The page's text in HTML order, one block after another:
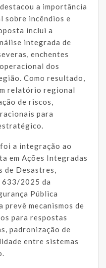
a importância
sobre incêndios e
inclui a
integrada de
enchentes
dos
Como resultado,
relatório regional
de riscos,
para
a integração ao
em Ações Integradas
de Desastres,
2025 da
Pública
prevê mecanismos de
para respostas
padronização de
entre sistemas